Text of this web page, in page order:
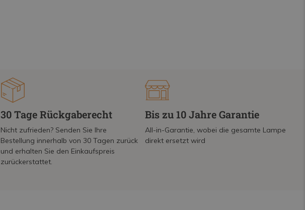
30 Tage Rückgaberecht
Nicht zufrieden? Senden Sie Ihre
Bestellung innerhalb von 30 Tagen zurück
und erhalten Sie den Einkaufspreis
zurückerstattet.
Bis zu 10 Jahre Garantie
All-in-Garantie, wobei die gesamte Lampe
direkt ersetzt wird